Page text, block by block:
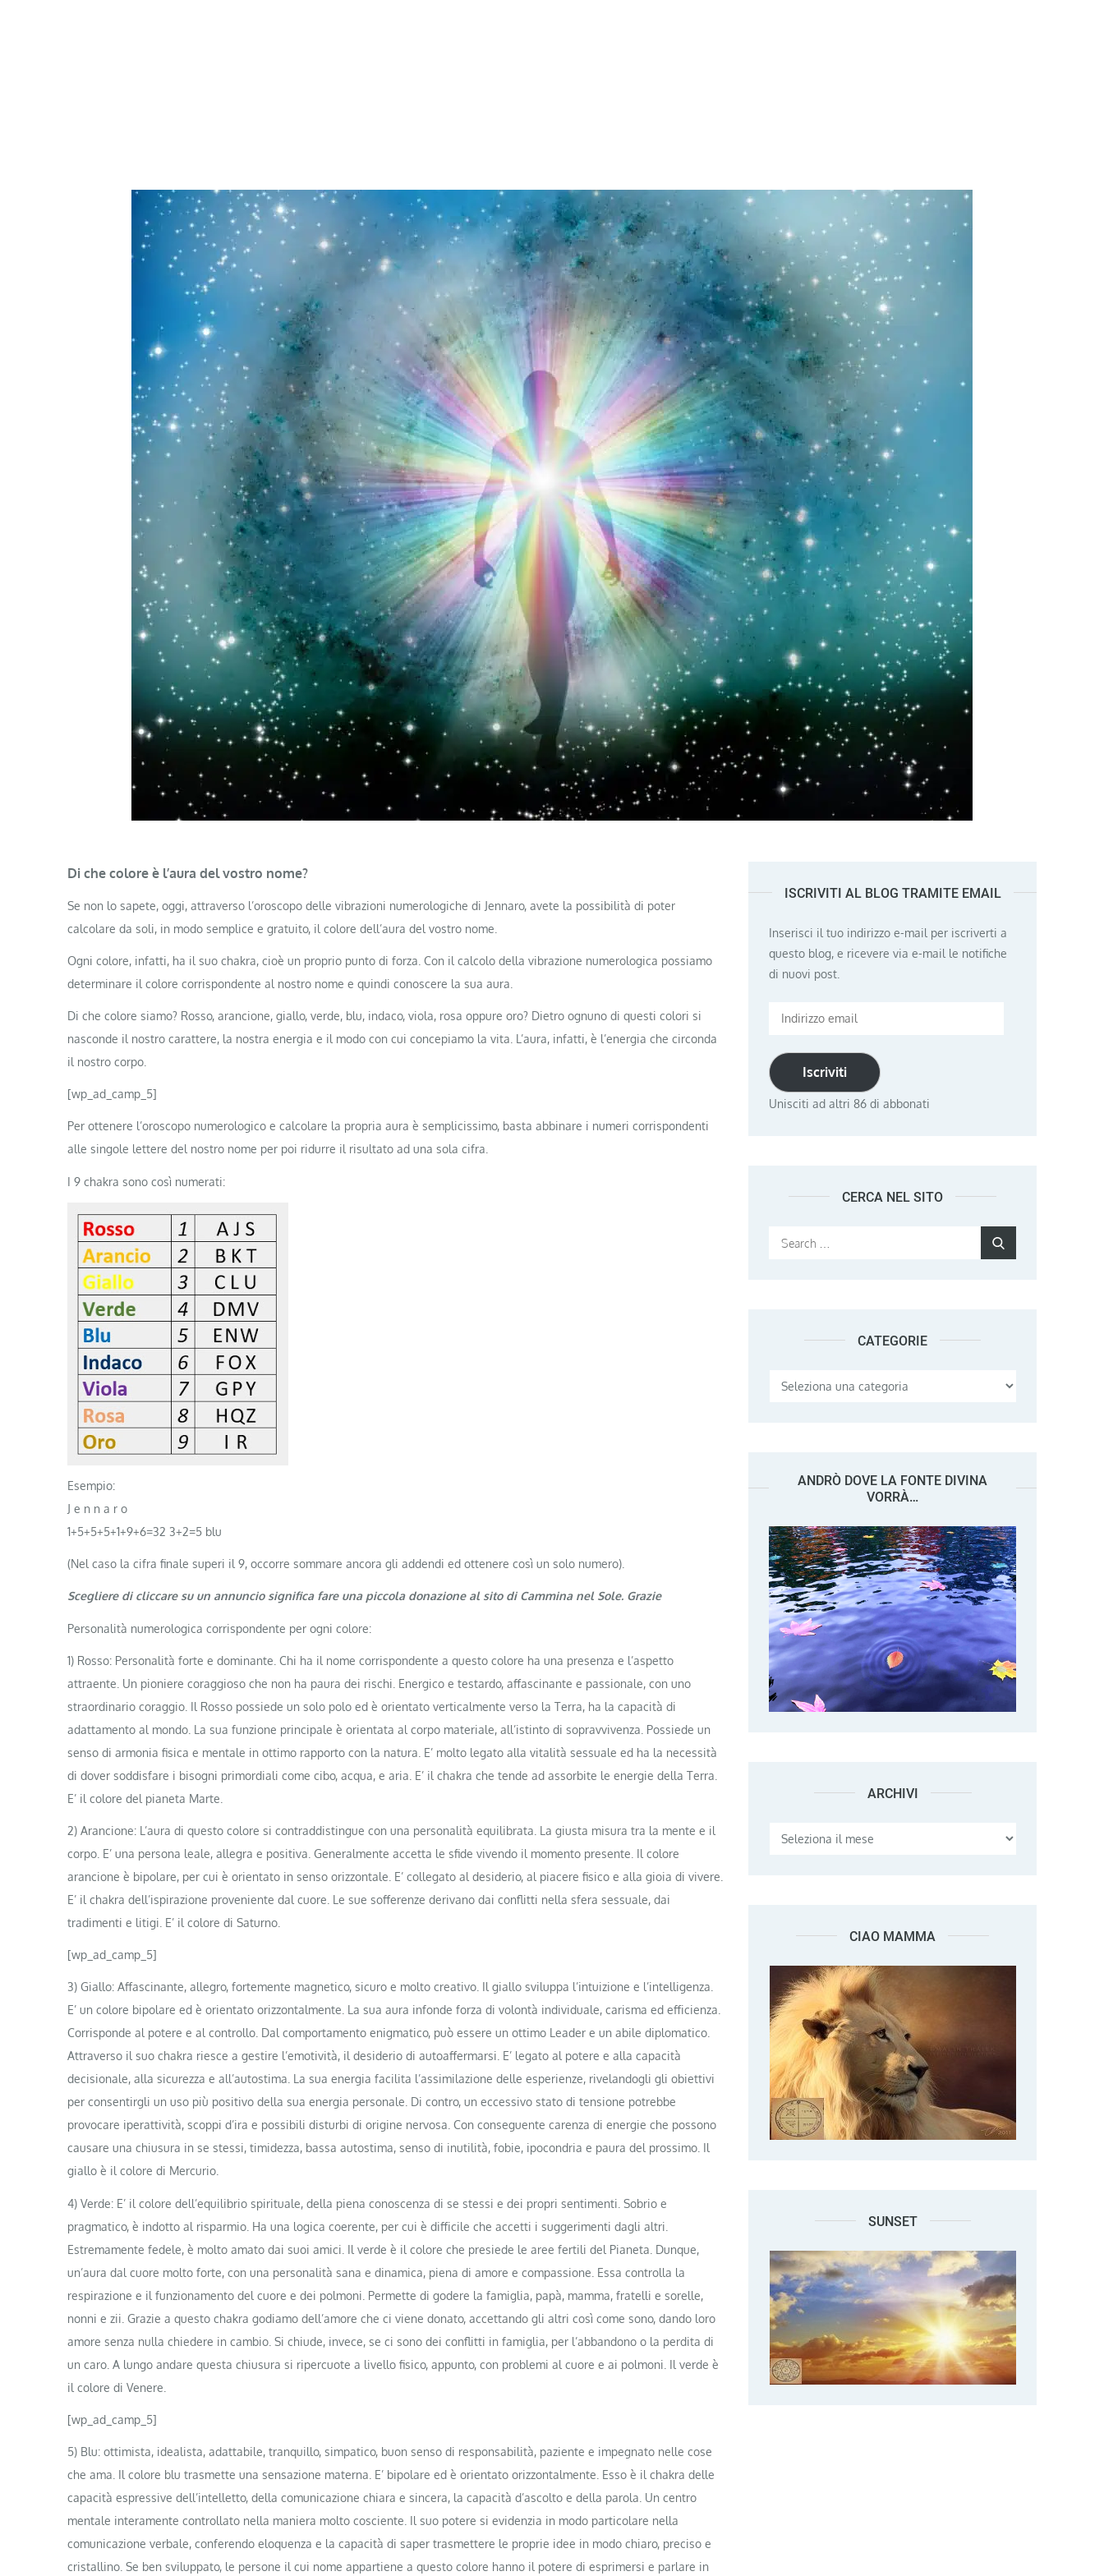
Di che colore è l’aura del vostro nome?
Se non lo sapete, oggi, attraverso l’oroscopo delle vibrazioni numerologiche di Jennaro, avete la possibilità di poter
calcolare da soli, in modo semplice e gratuito, il colore dell’aura del vostro nome.
Ogni colore, infatti, ha il suo chakra, cioè un proprio punto di forza. Con il calcolo della vibrazione numerologica possiamo
determinare il colore corrispondente al nostro nome e quindi conoscere la sua aura.
Di che colore siamo? Rosso, arancione, giallo, verde, blu, indaco, viola, rosa oppure oro? Dietro ognuno di questi colori si
nasconde il nostro carattere, la nostra energia e il modo con cui concepiamo la vita. L’aura, infatti, è l’energia che circonda
il nostro corpo.
[wp_ad_camp_5]
Per ottenere l’oroscopo numerologico e calcolare la propria aura è semplicissimo, basta abbinare i numeri corrispondenti
alle singole lettere del nostro nome per poi ridurre il risultato ad una sola cifra.
I 9 chakra sono così numerati:
Esempio:
J e n n a r o
1+5+5+5+1+9+6=32 3+2=5 blu
(Nel caso la cifra finale superi il 9, occorre sommare ancora gli addendi ed ottenere così un solo numero).
Scegliere di cliccare su un annuncio significa fare una piccola donazione al sito di Cammina nel Sole. Grazie
Personalità numerologica corrispondente per ogni colore:
1) Rosso: Personalità forte e dominante. Chi ha il nome corrispondente a questo colore ha una presenza e l’aspetto
attraente. Un pioniere coraggioso che non ha paura dei rischi. Energico e testardo, affascinante e passionale, con uno
straordinario coraggio. Il Rosso possiede un solo polo ed è orientato verticalmente verso la Terra, ha la capacità di
adattamento al mondo. La sua funzione principale è orientata al corpo materiale, all’istinto di sopravvivenza. Possiede un
senso di armonia fisica e mentale in ottimo rapporto con la natura. E’ molto legato alla vitalità sessuale ed ha la necessità
di dover soddisfare i bisogni primordiali come cibo, acqua, e aria. E’ il chakra che tende ad assorbite le energie della Terra.
E’ il colore del pianeta Marte.
2) Arancione: L’aura di questo colore si contraddistingue con una personalità equilibrata. La giusta misura tra la mente e il
corpo. E’ una persona leale, allegra e positiva. Generalmente accetta le sfide vivendo il momento presente. Il colore
arancione è bipolare, per cui è orientato in senso orizzontale. E’ collegato al desiderio, al piacere fisico e alla gioia di vivere.
E’ il chakra dell’ispirazione proveniente dal cuore. Le sue sofferenze derivano dai conflitti nella sfera sessuale, dai
tradimenti e litigi. E’ il colore di Saturno.
[wp_ad_camp_5]
3) Giallo: Affascinante, allegro, fortemente magnetico, sicuro e molto creativo. Il giallo sviluppa l’intuizione e l’intelligenza.
E’ un colore bipolare ed è orientato orizzontalmente. La sua aura infonde forza di volontà individuale, carisma ed efficienza.
Corrisponde al potere e al controllo. Dal comportamento enigmatico, può essere un ottimo Leader e un abile diplomatico.
Attraverso il suo chakra riesce a gestire l’emotività, il desiderio di autoaffermarsi. E’ legato al potere e alla capacità
decisionale, alla sicurezza e all’autostima. La sua energia facilita l’assimilazione delle esperienze, rivelandogli gli obiettivi
per consentirgli un uso più positivo della sua energia personale. Di contro, un eccessivo stato di tensione potrebbe
provocare iperattività, scoppi d’ira e possibili disturbi di origine nervosa. Con conseguente carenza di energie che possono
causare una chiusura in se stessi, timidezza, bassa autostima, senso di inutilità, fobie, ipocondria e paura del prossimo. Il
giallo è il colore di Mercurio.
4) Verde: E’ il colore dell’equilibrio spirituale, della piena conoscenza di se stessi e dei propri sentimenti. Sobrio e
pragmatico, è indotto al risparmio. Ha una logica coerente, per cui è difficile che accetti i suggerimenti dagli altri.
Estremamente fedele, è molto amato dai suoi amici. Il verde è il colore che presiede le aree fertili del Pianeta. Dunque,
un’aura dal cuore molto forte, con una personalità sana e dinamica, piena di amore e compassione. Essa controlla la
respirazione e il funzionamento del cuore e dei polmoni. Permette di godere la famiglia, papà, mamma, fratelli e sorelle,
nonni e zii. Grazie a questo chakra godiamo dell’amore che ci viene donato, accettando gli altri così come sono, dando loro
amore senza nulla chiedere in cambio. Si chiude, invece, se ci sono dei conflitti in famiglia, per l’abbandono o la perdita di
un caro. A lungo andare questa chiusura si ripercuote a livello fisico, appunto, con problemi al cuore e ai polmoni. Il verde è
il colore di Venere.
[wp_ad_camp_5]
5) Blu: ottimista, idealista, adattabile, tranquillo, simpatico, buon senso di responsabilità, paziente e impegnato nelle cose
che ama. Il colore blu trasmette una sensazione materna. E’ bipolare ed è orientato orizzontalmente. Esso è il chakra delle
capacità espressive dell’intelletto, della comunicazione chiara e sincera, la capacità d’ascolto e della parola. Un centro
mentale interamente controllato nella maniera molto cosciente. Il suo potere si evidenzia in modo particolare nella
comunicazione verbale, conferendo eloquenza e la capacità di saper trasmettere le proprie idee in modo chiaro, preciso e
cristallino. Se ben sviluppato, le persone il cui nome appartiene a questo colore hanno il potere di esprimersi e parlare in
ISCRIVITI AL BLOG TRAMITE EMAIL
Inserisci il tuo indirizzo e-mail per iscriverti a
questo blog, e ricevere via e-mail le notifiche
di nuovi post.
Indirizzo
Iscriviti
Unisciti ad altri 86 di abbonati
CERCA NEL SITO
Search
CATEGORIE
Categorie
ANDRÒ DOVE LA FONTE DIVINA
VORRÀ…
ARCHIVI Archivi
CIAO MAMMA
SUNSET